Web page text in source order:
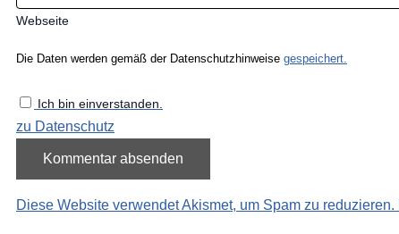
Webseite
Die Daten werden gemäß der Datenschutzhinweise gespeichert.
Ich bin einverstanden.
zu Datenschutz
Diese Website verwendet Akismet, um Spam zu reduzieren.